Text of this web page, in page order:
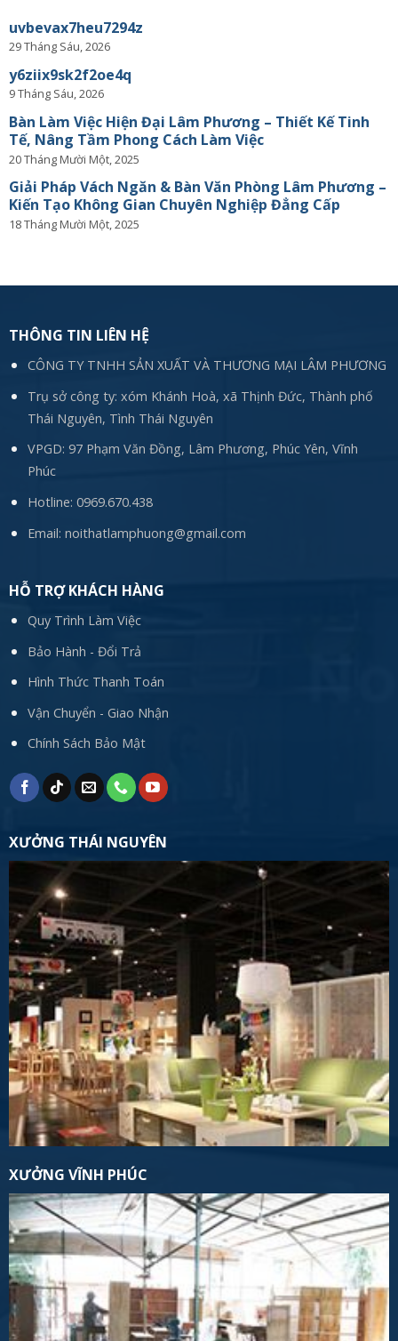
uvbevax7heu7294z
29 Tháng Sáu, 2026
y6ziix9sk2f2oe4q
9 Tháng Sáu, 2026
Bàn Làm Việc Hiện Đại Lâm Phương – Thiết Kế Tinh
Tế, Nâng Tầm Phong Cách Làm Việc
20 Tháng Mười Một, 2025
Giải Pháp Vách Ngăn & Bàn Văn Phòng Lâm Phương –
Kiến Tạo Không Gian Chuyên Nghiệp Đẳng Cấp
18 Tháng Mười Một, 2025
THÔNG TIN LIÊN HỆ
CÔNG TY TNHH SẢN XUẤT VÀ THƯƠNG MẠI LÂM PHƯƠNG
Trụ sở công ty: xóm Khánh Hoà, xã Thịnh Đức, Thành phố
Thái Nguyên, Tình Thái Nguyên
VPGD: 97 Phạm Văn Đồng, Lâm Phương, Phúc Yên, Vĩnh
Phúc
Hotline: 0969.670.438
Email: noithatlamphuong@gmail.com
HỖ TRỢ KHÁCH HÀNG
Quy Trình Làm Việc
Bảo Hành - Đổi Trả
Hình Thức Thanh Toán
Vận Chuyển - Giao Nhận
Chính Sách Bảo Mật
XƯỞNG THÁI NGUYÊN
XƯỞNG VĨNH PHÚC